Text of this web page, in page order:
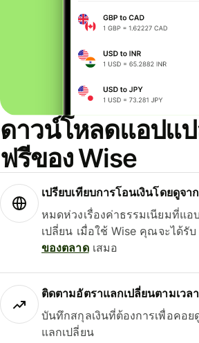
ดาวน์โหลดแอปแป
ฟรีของ Wise
เปรียบเทียบการโอนเงินโดยดูจา
หมดห่วงเรื่องค่าธรรมเนียมที่แอ
เปลี่ยน เมื่อใช้ Wise คุณจะได้รับ
ของตลาดเสมอ
ติดตามอัตราแลกเปลี่ยนตามเวล
บันทึกสกุลเงินที่ต้องการเพื่อคอย
แลกเปลี่ยน